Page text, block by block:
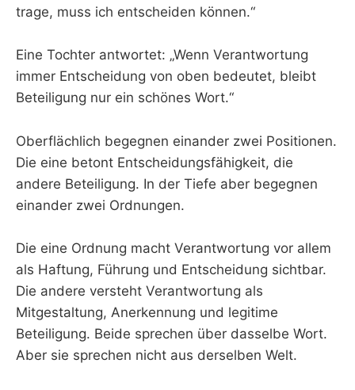
trage, muss ich entscheiden können.“
Eine Tochter antwortet: „Wenn Verantwortung
immer Entscheidung von oben bedeutet, bleibt
Beteiligung nur ein schönes Wort.“
Oberflächlich begegnen einander zwei Positionen.
Die eine betont Entscheidungsfähigkeit, die
andere Beteiligung. In der Tiefe aber begegnen
einander zwei Ordnungen.
Die eine Ordnung macht Verantwortung vor allem
als Haftung, Führung und Entscheidung sichtbar.
Die andere versteht Verantwortung als
Mitgestaltung, Anerkennung und legitime
Beteiligung. Beide sprechen über dasselbe Wort.
Aber sie sprechen nicht aus derselben Welt.